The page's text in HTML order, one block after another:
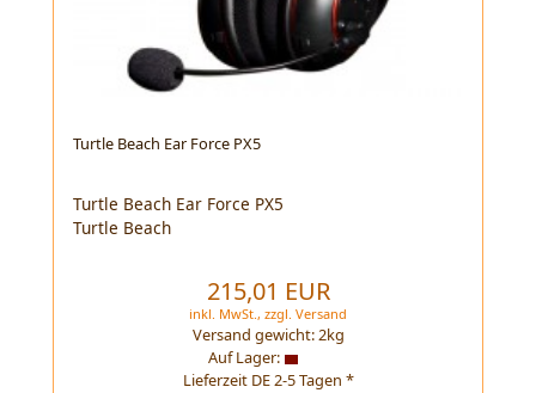
Turtle Beach Ear Force PX5
Turtle Beach Ear Force PX5
Turtle Beach
215,01 EUR
inkl. MwSt., zzgl. Versand
Versand gewicht:2kg
Auf Lager:
Lieferzeit DE 2-5 Tagen *